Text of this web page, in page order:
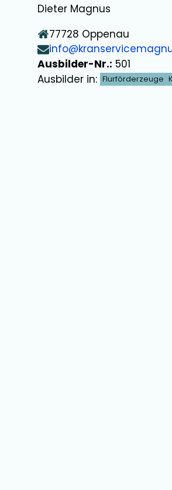
Dieter Magnus
77728 Oppenau
Ausbilder-Nr.: 501
Ausbilder in: Flurförderzeuge